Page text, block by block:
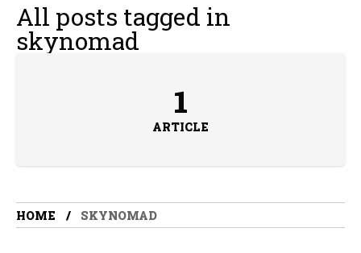
All posts tagged in
skynomad
1
ARTICLE
HOME SKYNOMAD